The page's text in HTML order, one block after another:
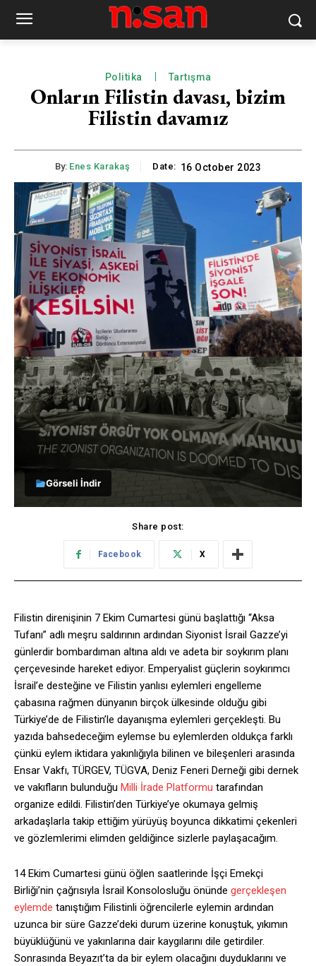
Politika Tartışma
Onların Filistin davası, bizim
Filistin davamız
By: Enes Karakaş Date: 16 October 2023
Görseli İndir
Share post:
Facebook X
Filistin direnişinin 7 Ekim Cumartesi günü başlattığı “Aksa
Tufanı” adlı meşru saldırının ardından Siyonist İsrail Gazze’yi
günlerdir bombardıman altına aldı ve adeta bir soykırım planı
çerçevesinde hareket ediyor. Emperyalist güçlerin soykırımcı
İsrail’e desteğine ve Filistin yanlısı eylemleri engelleme
çabasına rağmen dünyanın birçok ülkesinde olduğu gibi
Türkiye’de de Filistin’le dayanışma eylemleri gerçekleşti. Bu
yazıda bahsedeceğim eylemse bu eylemlerden oldukça farklı
çünkü eylem iktidara yakınlığıyla bilinen ve bileşenleri arasında
Ensar Vakfı, TÜRGEV, TÜGVA, Deniz Feneri Derneği gibi dernek
ve vakıfların bulunduğu Milli İrade Platformu tarafından
organize edildi. Filistin’den Türkiye’ye okumaya gelmiş
arkadaşlarla takip ettiğim yürüyüş boyunca dikkatimi çekenleri
ve gözlemlerimi elimden geldiğince sizlerle paylaşacağım.
14 Ekim Cumartesi günü öğlen saatlerinde İşçi Emekçi
Birliği’nin çağrısıyla İsrail Konsolosluğu önünde gerçekleşen
eylemde tanıştığım Filistinli öğrencilerle eylemin ardından
uzunca bir süre Gazze’deki durum üzerine konuştuk, yıkımın
büyüklüğünü ve yakınlarına dair kaygılarını dile getirdiler.
Sonrasında Beyazıt’ta da bir eylem olacağını duyduklarını ve